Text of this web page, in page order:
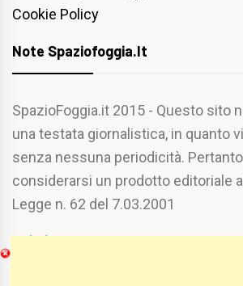
Cookie Policy
Note Spaziofoggia.it
SpazioFoggia.it 2015 - Questo sito
una testata giornalistica, in quanto
senza nessuna periodicità.
considerarsi un prodotto editoriale
Legge n. 62 del 7.03.2001
Chi Siamo